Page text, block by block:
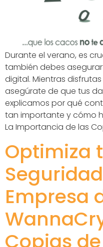
Durante el verano, es
también debes
digital. Mientras
asegúrate de que tus
explicamos por qué
tan importante y cómo
La Importancia de las
Optimiza
Empresa
Copias